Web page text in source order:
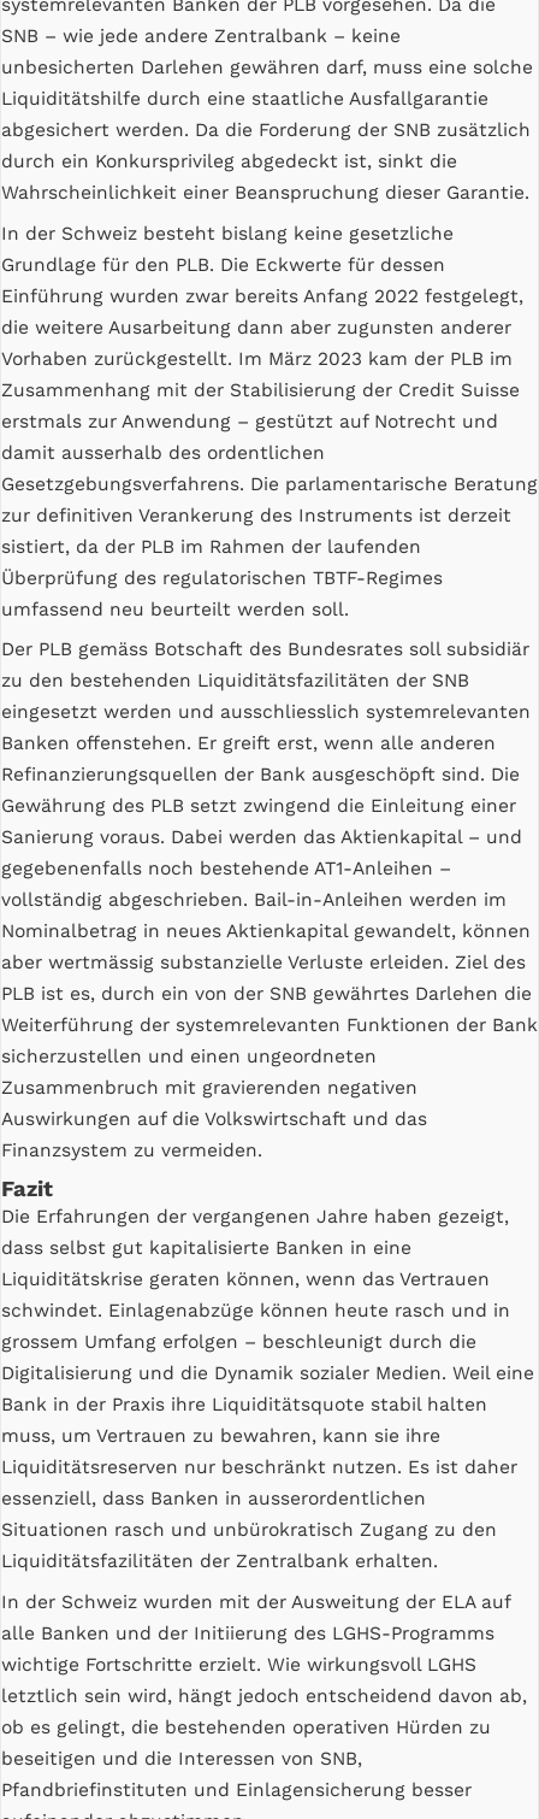
systemrelevanten Banken der PLB vorgesehen. Da die
SNB – wie jede andere Zentralbank – keine
unbesicherten Darlehen gewähren darf, muss eine solche
Liquiditätshilfe durch eine staatliche Ausfallgarantie
abgesichert werden. Da die Forderung der SNB zusätzlich
durch ein Konkursprivileg abgedeckt ist, sinkt die
Wahrscheinlichkeit einer Beanspruchung dieser Garantie.
In der Schweiz besteht bislang keine gesetzliche
Grundlage für den PLB. Die Eckwerte für dessen
Einführung wurden zwar bereits Anfang 2022 festgelegt,
die weitere Ausarbeitung dann aber zugunsten anderer
Vorhaben zurückgestellt. Im März 2023 kam der PLB im
Zusammenhang mit der Stabilisierung der Credit Suisse
erstmals zur Anwendung – gestützt auf Notrecht und
damit ausserhalb des ordentlichen
Gesetzgebungsverfahrens. Die parlamentarische Beratung
zur definitiven Verankerung des Instruments ist derzeit
sistiert, da der PLB im Rahmen der laufenden
Überprüfung des regulatorischen TBTF-Regimes
umfassend neu beurteilt werden soll.
Der PLB gemäss Botschaft des Bundesrates soll subsidiär
zu den bestehenden Liquiditätsfazilitäten der SNB
eingesetzt werden und ausschliesslich systemrelevanten
Banken offenstehen. Er greift erst, wenn alle anderen
Refinanzierungsquellen der Bank ausgeschöpft sind. Die
Gewährung des PLB setzt zwingend die Einleitung einer
Sanierung voraus. Dabei werden das Aktienkapital – und
gegebenenfalls noch bestehende AT1-Anleihen –
vollständig abgeschrieben. Bail-in-Anleihen werden im
Nominalbetrag in neues Aktienkapital gewandelt, können
aber wertmässig substanzielle Verluste erleiden. Ziel des
PLB ist es, durch ein von der SNB gewährtes Darlehen die
Weiterführung der systemrelevanten Funktionen der Bank
sicherzustellen und einen ungeordneten
Zusammenbruch mit gravierenden negativen
Auswirkungen auf die Volkswirtschaft und das
Finanzsystem zu vermeiden.
Fazit
Die Erfahrungen der vergangenen Jahre haben gezeigt,
dass selbst gut kapitalisierte Banken in eine
Liquiditätskrise geraten können, wenn das Vertrauen
schwindet. Einlagenabzüge können heute rasch und in
grossem Umfang erfolgen – beschleunigt durch die
Digitalisierung und die Dynamik sozialer Medien. Weil eine
Bank in der Praxis ihre Liquiditätsquote stabil halten
muss, um Vertrauen zu bewahren, kann sie ihre
Liquiditätsreserven nur beschränkt nutzen. Es ist daher
essenziell, dass Banken in ausserordentlichen
Situationen rasch und unbürokratisch Zugang zu den
Liquiditätsfazilitäten der Zentralbank erhalten.
In der Schweiz wurden mit der Ausweitung der ELA auf
alle Banken und der Initiierung des LGHS-Programms
wichtige Fortschritte erzielt. Wie wirkungsvoll LGHS
letztlich sein wird, hängt jedoch entscheidend davon ab,
ob es gelingt, die bestehenden operativen Hürden zu
beseitigen und die Interessen von SNB,
Pfandbriefinstituten und Einlagensicherung besser